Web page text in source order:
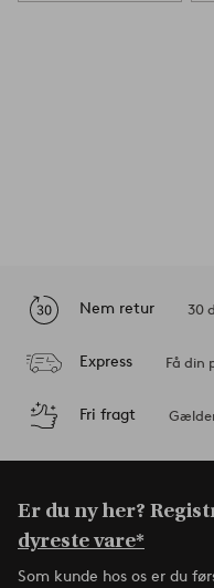
Nem retur 30
Express Få din
Fri fragt
Er du ny her?
dyreste vare*
Som kunde hos os er du